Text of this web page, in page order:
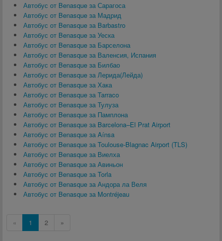
Автобус от Benasque за Сарагоса
Автобус от Benasque за Мадрид
Автобус от Benasque за Barbastro
Автобус от Benasque за Уеска
Автобус от Benasque за Барселона
Автобус от Benasque за Валенсия, Испания
Автобус от Benasque за Билбао
Автобус от Benasque за Лерида(Лейда)
Автобус от Benasque за Хака
Автобус от Benasque за Tarraco
Автобус от Benasque за Тулуза
Автобус от Benasque за Памплона
Автобус от Benasque за Barcelona–El Prat Airport
Автобус от Benasque за Aínsa
Автобус от Benasque за Toulouse-Blagnac Airport (TLS)
Автобус от Benasque за Виелха
Автобус от Benasque за Авиньон
Автобус от Benasque за Torla
Автобус от Benasque за Андора ла Веля
Автобус от Benasque за Montréjeau
« 1 2 »